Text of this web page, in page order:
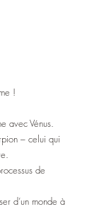
!
avec Vénus.
– celui qui
de
d’un monde à